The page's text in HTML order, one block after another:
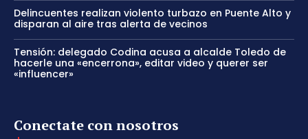
Delincuentes realizan violento turbazo en Puente Alto y
disparan al aire tras alerta de vecinos
Tensión: delegado Codina acusa a alcalde Toledo de
hacerle una «encerrona», editar video y querer ser
«influencer»
Conectate con nosotros